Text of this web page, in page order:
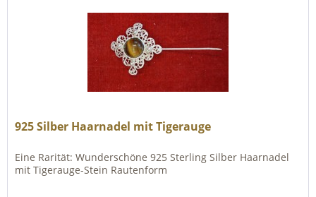
925 Silber Haarnadel mit Tigerauge
Eine Rarität: Wunderschöne 925 Sterling Silber Haarnadel
mit Tigerauge-Stein Rautenform